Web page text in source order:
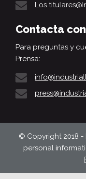
Los
Contacta
Para preguntas y
Prensa:
© Copyright 2018 -
personal